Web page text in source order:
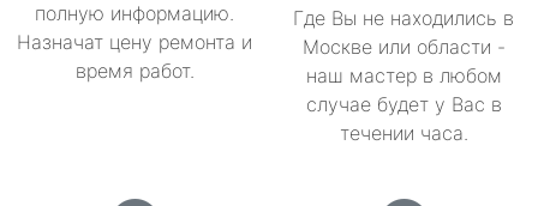
полную информацию.
Назначат цену ремонта и
время работ.
Где Вы не находились в
Москве или области -
наш мастер в любом
случае будет у Вас в
течении часа.